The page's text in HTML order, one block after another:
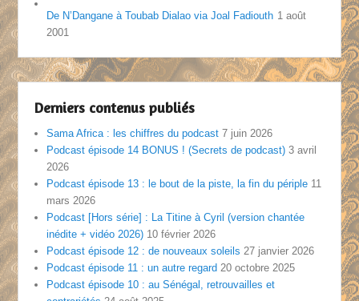
De N’Dangane à Toubab Dialao via Joal Fadiouth 1 août
2001
Derniers contenus publiés
Sama Africa : les chiffres du podcast 7 juin 2026
Podcast épisode 14 BONUS ! (Secrets de podcast) 3 avril
2026
Podcast épisode 13 : le bout de la piste, la fin du périple 11
mars 2026
Podcast [Hors série] : La Titine à Cyril (version chantée
inédite + vidéo 2026) 10 février 2026
Podcast épisode 12 : de nouveaux soleils 27 janvier 2026
Podcast épisode 11 : un autre regard 20 octobre 2025
Podcast épisode 10 : au Sénégal, retrouvailles et